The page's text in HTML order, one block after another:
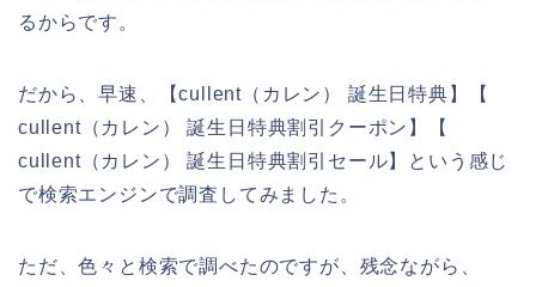
るからです。
だから、早速、【cullent（カレン） 誕生日特典】【
cullent（カレン） 誕生日特典割引クーポン】【
cullent（カレン） 誕生日特典割引セール】という感じ
で検索エンジンで調査してみました。
ただ、色々と検索で調べたのですが、残念ながら、